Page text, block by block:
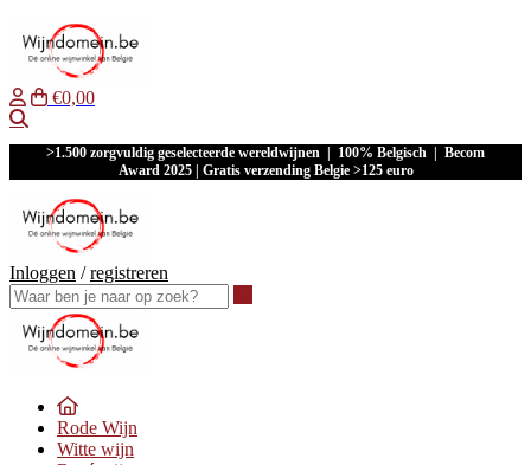
€0,00
>1.500 zorgvuldig geselecteerde wereldwijnen | 100% Belgisch | Becom
Award 2025 | Gratis verzending Belgie >125 euro
Inloggen /registreren
Rode Wijn
Witte wijn